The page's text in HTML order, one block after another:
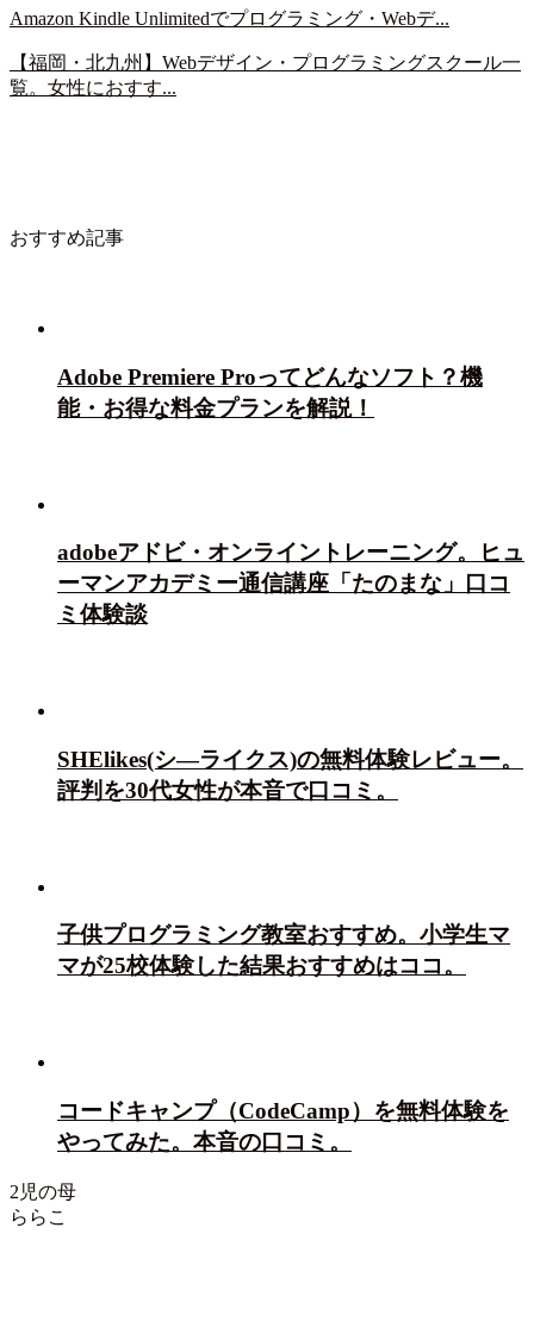
Amazon Kindle Unlimitedでプログラミング・Webデ...
【福岡・北九州】Webデザイン・プログラミングスクール一
覧。女性におすす...
おすすめ記事
Adobe Premiere Proってどんなソフト？機
能・お得な料金プランを解説！
adobeアドビ・オンライントレーニング。ヒュ
ーマンアカデミー通信講座「たのまな」口コ
ミ体験談
SHElikes(シ―ライクス)の無料体験レビュー。
評判を30代女性が本音で口コミ。
子供プログラミング教室おすすめ。小学生マ
マが25校体験した結果おすすめはココ。
コードキャンプ（CodeCamp）を無料体験を
やってみた。本音の口コミ。
2児の母
ららこ